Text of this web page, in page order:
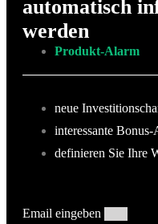
automatisch
werden
Produkt-Alarm
neue
interessante
definieren Sie Ihre
Email eingeben